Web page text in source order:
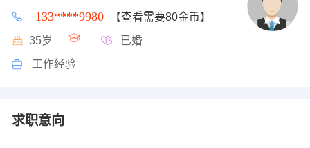
133****9980 【查看需要80金币】
35岁 已婚
工作经验
求职意向